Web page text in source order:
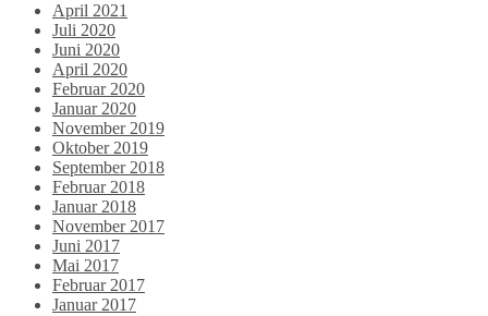
April 2021
Juli 2020
Juni 2020
April 2020
Februar 2020
Januar 2020
November 2019
Oktober 2019
September 2018
Februar 2018
Januar 2018
November 2017
Juni 2017
Mai 2017
Februar 2017
Januar 2017